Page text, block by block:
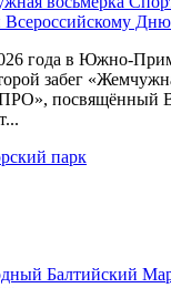
Дню
года в Южно-
забег
посвящённый
парк